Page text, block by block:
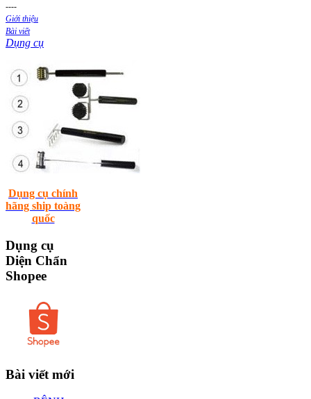
----
Giới thiệu
Bài viết
Dụng cụ
Dụng cụ chính
hãng ship toàng
quốc
Dụng cụ
Diện Chẩn
Shopee
Bài viết mới